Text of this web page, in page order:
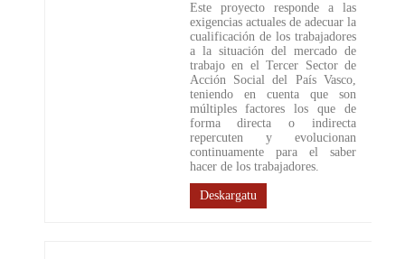
Este proyecto responde a las
exigencias actuales de adecuar la
cualificación de los trabajadores
a la situación del mercado de
trabajo en el Tercer Sector de
Acción Social del País Vasco,
teniendo en cuenta que son
múltiples factores los que de
forma directa o indirecta
repercuten y evolucionan
continuamente para el saber
hacer de los trabajadores.
Deskargatu